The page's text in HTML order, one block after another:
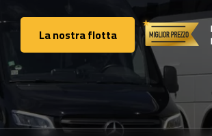
La nostra flotta
La nostra flotta